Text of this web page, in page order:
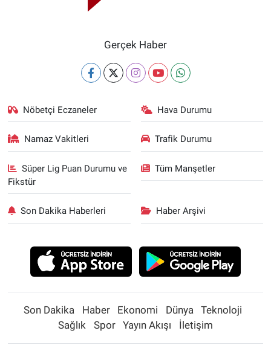
Gerçek Haber
Nöbetçi Eczaneler Hava Durumu
Namaz Vakitleri Trafik Durumu
Süper Lig Puan Durumu ve
Fikstür
Tüm Manşetler
Son Dakika Haberleri Haber Arşivi
Son Dakika Haber Ekonomi Dünya
Teknoloji
Sağlık
Spor Yayın Akışı İletişim